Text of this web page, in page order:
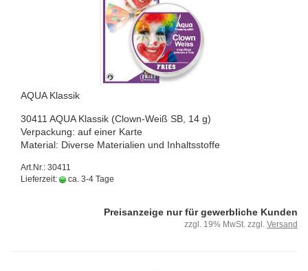
AQUA Klas­sik
30411 AQUA Klas­sik (Clown-​Weiß SB, 14 g)
Ver­pa­ckung: auf einer Karte
Ma­te­ri­al: Di­ver­se Ma­te­ria­li­en und In­halts­stof­fe
Art.Nr.: 30411
Lieferzeit:
ca. 3-4 Tage
Preisanzeige nur für gewerbliche Kunden
zzgl. 19% MwSt. zzgl. Versand